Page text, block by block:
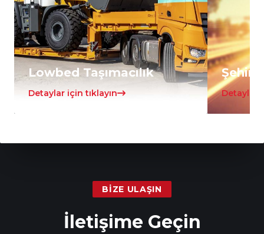
Lowbed Taşımacılık
Detaylar için tıklayın Detaylar
BIZE ULAŞIN
İletişime Geçin